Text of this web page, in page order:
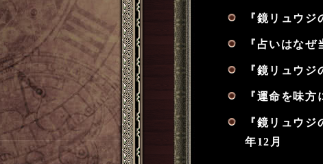
『鏡リュウ
『占いはな
『鏡リュウ
『運命を味
『鏡リュウ
年12月